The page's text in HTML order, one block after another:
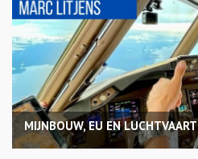
MIJNBOUW, EU EN LUCHTVAART